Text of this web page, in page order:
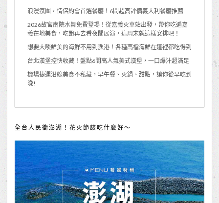
浪漫氛圍，情侶約會首選餐廳！6間超高評價義大利餐廳推薦
2026故宮南院水舞免費登場！從嘉義火車站出發，帶你吃遍嘉
義在地美食，吃飽再去看夜間展演，這周末就這樣安排吧！
想要大啖鮮美的海鮮不用到漁港！各種高檔海鮮在這裡都吃得到
台北漢堡控快收藏！盤點6間高人氣美式漢堡，一口爆汁超滿足
機場捷運沿線美食不私藏，早午餐、火鍋、甜點，讓你從早吃到
晚!
全台人民衝澎湖！花火節該吃什麼好～